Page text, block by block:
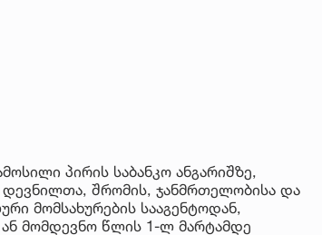
პირის საბანკო ანგარიშზე,
შრომის, ჯანმრთელობისა და
მომსახურების სააგენტოდან,
მომდევნო წლის 1-ლ მარტამდე